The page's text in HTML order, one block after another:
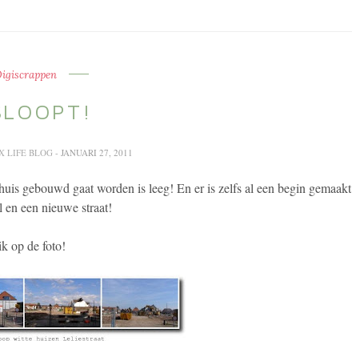
LIFE BLOG - JANUARI 27, 2011
gebouwd gaat worden is leeg! En er is zelfs al een begin gemaakt
en een nieuwe straat!
op de foto!